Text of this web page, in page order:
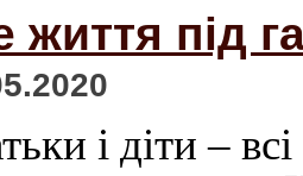
життя під
і діти –